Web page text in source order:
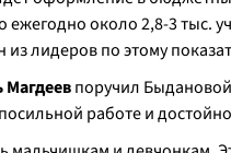
около 2,8-3 тыс.
из лидеров по этому
Магдеевпоручил
работе и